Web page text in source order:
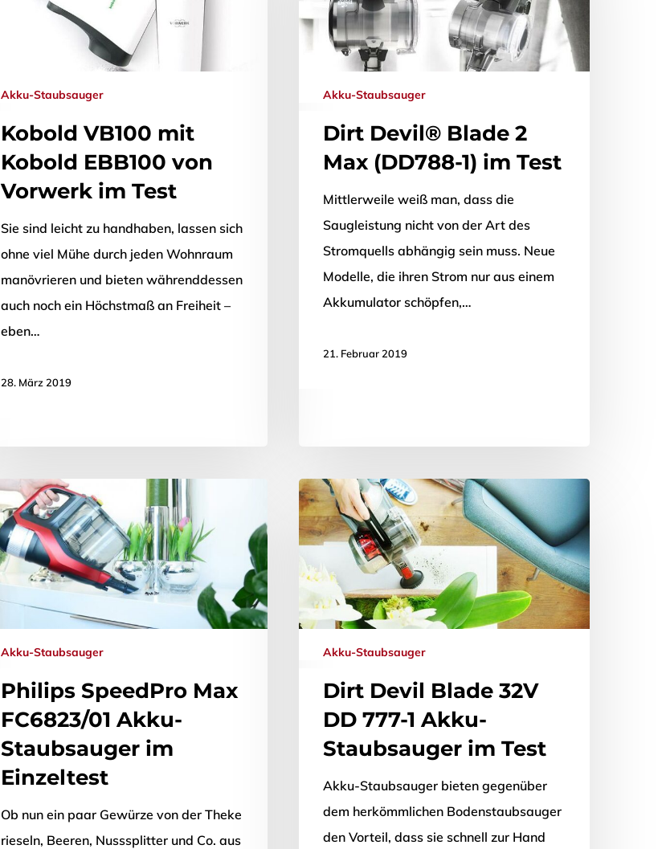
Akku-Staubsauger
Kobold VB100 mit
Kobold EBB100 von
Vorwerk im Test
Sie sind leicht zu handhaben, lassen sich
ohne viel Mühe durch jeden Wohnraum
manövrieren und bieten währenddessen
auch noch ein Höchstmaß an Freiheit –
eben…
28. März 2019
Akku-Staubsauger
Dirt Devil® Blade 2
Max (DD788-1) im Test
Mittlerweile weiß man, dass die
Saugleistung nicht von der Art des
Stromquells abhängig sein muss. Neue
Modelle, die ihren Strom nur aus einem
Akkumulator schöpfen,…
21. Februar 2019
Akku-Staubsauger
Philips SpeedPro Max
FC6823/01 Akku-
Staubsauger im
Einzeltest
Ob nun ein paar Gewürze von der Theke
rieseln, Beeren, Nusssplitter und Co. aus
Akku-Staubsauger
Dirt Devil Blade 32V
DD 777-1 Akku-
Staubsauger im Test
Akku-Staubsauger bieten gegenüber
dem herkömmlichen Bodenstaubsauger
den Vorteil, dass sie schnell zur Hand